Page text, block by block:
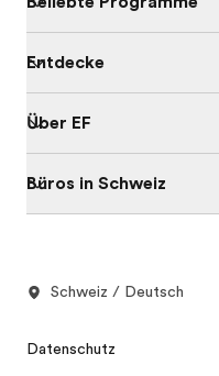
Entdecke
Über EF
Büros in Schweiz
Schweiz / Deutsch
Datenschutz